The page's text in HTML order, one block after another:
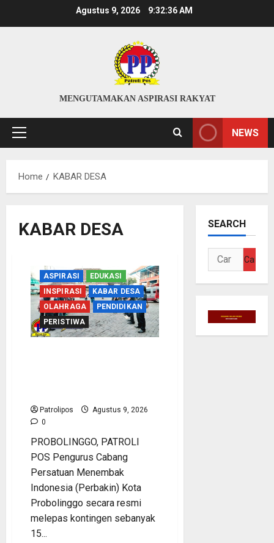
Agustus 9, 2026 9:32:37 AM
MENGUTAMAKAN ASPIRASI RAKYAT
Primary
NEWS
Home KABAR DESA
KABAR DESA
ASPIRASI
EDUKASI
INSPIRASI
KABAR DESA
OLAHRAGA
PENDIDIKAN
PERISTIWA
Patrolipos
Agustus 9, 2026
0
PROBOLINGGO, PATROLI
POS Pengurus Cabang
Persatuan Menembak
Indonesia (Perbakin) Kota
Probolinggo secara resmi
melepas kontingen sebanyak
15...
SEARCH
Cari
untuk: